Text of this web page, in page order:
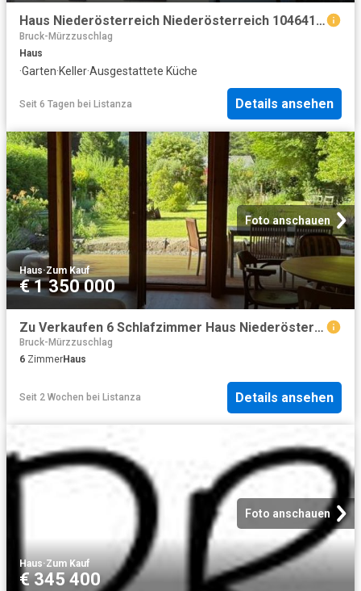
Haus Niederösterreich Niederösterreich 104641786
Bruck-Mürzzuschlag
Haus
·Garten·Keller·Ausgestattete Küche
Seit 6 Tagen bei Listanza Details ansehen
Foto anschauen
Haus·Zum Kauf
€ 1 350 000
Zu Verkaufen 6 Schlafzimmer Haus Niederösterreich Niederösterreich DS104366779
Bruck-Mürzzuschlag
6 ZimmerHaus
Seit 2 Wochen bei Listanza Details ansehen
Foto anschauen
Haus·Zum Kauf
€ 345 400